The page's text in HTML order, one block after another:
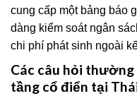
cung cấp một bảng báo
dàng kiểm soát ngân
chi phí phát sinh ngoài
Các câu hỏi
tầng cổ điển tại